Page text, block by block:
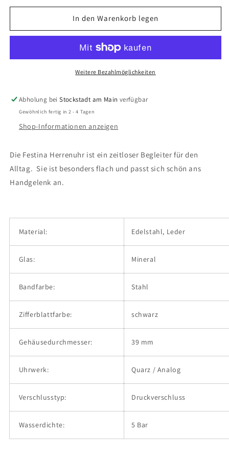
Menge
Festina
Uhr
Menge
für
Festina
Herren
Uhr
Klassik
In den Warenkorb legen
Weitere Bezahlmöglichkeiten
Abholung beiStockstadt am Main verfügbar
Gewöhnlich fertig in 2 - 4 Tagen
Shop-Informationen anzeigen
Die Festina Herrenuhr ist ein zeitloser Begleiter für den
Alltag. Sie ist besonders flach und passt sich schön ans
Handgelenk an.
Material: Edelstahl, Leder
Glas: Mineral
Bandfarbe: Stahl
Zifferblattfarbe: schwarz
Gehäusedurchmesser: 39 mm
Uhrwerk: Quarz / Analog
Verschlusstyp: Druckverschluss
Wasserdichte: 5 Bar